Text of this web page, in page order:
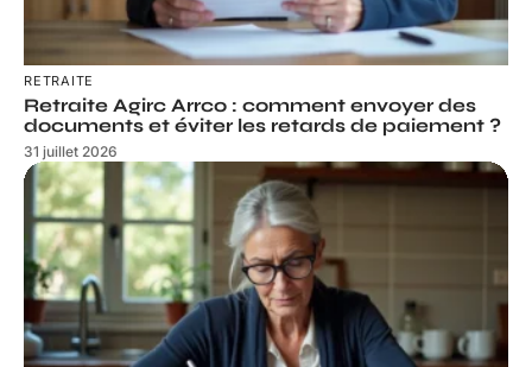
RETRAITE
Retraite Agirc Arrco : comment envoyer des
documents et éviter les retards de paiement ?
31 juillet 2026